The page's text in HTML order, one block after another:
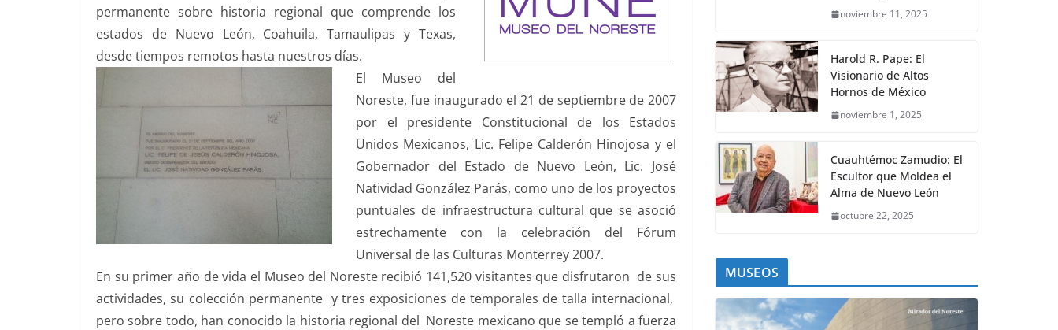
permanente sobre historia regional que comprende los
estados de Nuevo León, Coahuila, Tamaulipas y Texas,
desde tiempos remotos hasta nuestros días.
El Museo del
Noreste, fue inaugurado el 21 de septiembre de 2007
por el presidente Constitucional de los Estados
Unidos Mexicanos, Lic. Felipe Calderón Hinojosa y el
Gobernador del Estado de Nuevo León, Lic. José
Natividad González Parás, como uno de los proyectos
puntuales de infraestructura cultural que se asoció
estrechamente con la celebración del Fórum
Universal de las Culturas Monterrey 2007.
En su primer año de vida el Museo del Noreste recibió 141,520 visitantes que disfrutaron de sus
actividades, su colección permanente y tres exposiciones de temporales de talla internacional,
pero sobre todo, han conocido la historia regional del Noreste mexicano que se templó a fuerza
noviembre 11, 2025
Harold R. Pape: El
Visionario de Altos
Hornos de México
noviembre 1, 2025
Cuauhtémoc Zamudio: El
Escultor que Moldea el
Alma de Nuevo León
octubre 22, 2025
MUSEOS